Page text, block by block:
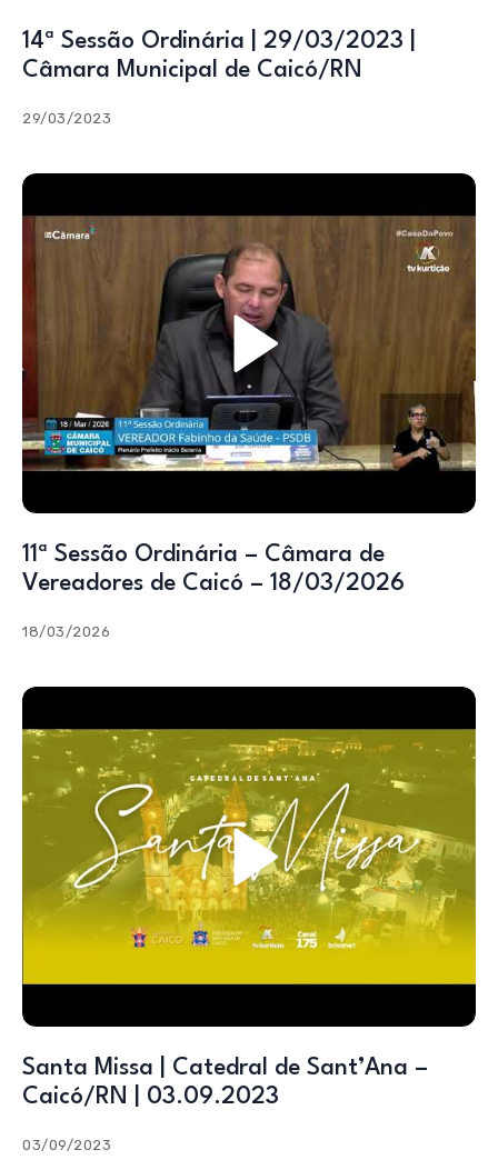
14ª Sessão Ordinária | 29/03/2023 |
Câmara Municipal de Caicó/RN
29/03/2023
11ª Sessão Ordinária – Câmara de
Vereadores de Caicó – 18/03/2026
18/03/2026
Santa Missa | Catedral de Sant’Ana –
Caicó/RN | 03.09.2023
03/09/2023